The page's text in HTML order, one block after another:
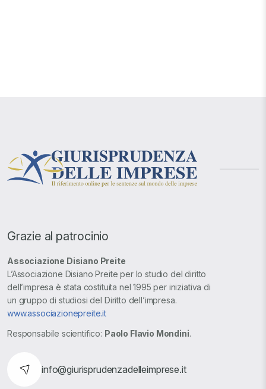
Grazie al patrocinio
Associazione Disiano Preite
L’Associazione Disiano Preite per lo studio del diritto
dell’impresa è stata costituita nel 1995 per iniziativa di
un gruppo di studiosi del Diritto dell’impresa.
www.associazionepreite.it
Responsabile scientifico: Paolo Flavio Mondini.
info@giurisprudenzadelleimprese.it